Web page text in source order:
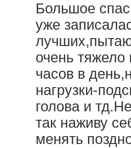
Большое
уже
очень
часов в
нагрузки-
голова и
так наживу
менять